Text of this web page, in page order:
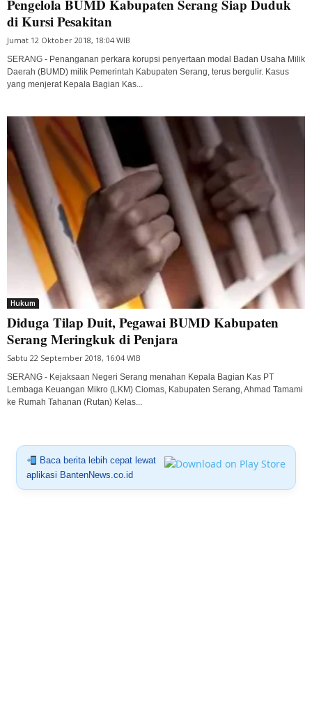
Pengelola BUMD Kabupaten Serang Siap Duduk
di Kursi Pesakitan
Jumat 12 Oktober 2018, 18:04 WIB
SERANG - Penanganan perkara korupsi penyertaan modal Badan Usaha Milik
Daerah (BUMD) milik Pemerintah Kabupaten Serang, terus bergulir. Kasus
yang menjerat Kepala Bagian Kas...
Hukum
Diduga Tilap Duit, Pegawai BUMD Kabupaten
Serang Meringkuk di Penjara
Sabtu 22 September 2018, 16:04 WIB
SERANG - Kejaksaan Negeri Serang menahan Kepala Bagian Kas PT
Lembaga Keuangan Mikro (LKM) Ciomas, Kabupaten Serang, Ahmad Tamami
ke Rumah Tahanan (Rutan) Kelas...
Baca berita lebih cepat lewat
aplikasi BantenNews.co.id